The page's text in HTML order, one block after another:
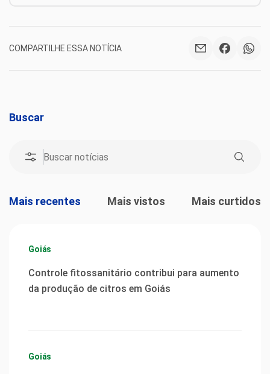
COMPARTILHE ESSA NOTÍCIA
Buscar
Mais recentes Mais vistos Mais curtidos
Goiás
Controle fitossanitário contribui para aumento
da produção de citros em Goiás
Goiás